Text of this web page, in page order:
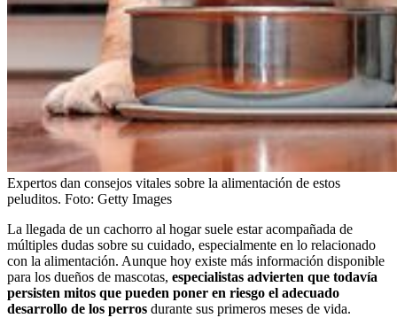
Expertos dan consejos vitales sobre la alimentación de estos
peluditos. Foto: Getty Images
La llegada de un cachorro al hogar suele estar acompañada de
múltiples dudas sobre su cuidado, especialmente en lo relacionado
con la alimentación. Aunque hoy existe más información disponible
para los dueños de mascotas, especialistas advierten que todavía
persisten mitos que pueden poner en riesgo el adecuado
desarrollo de los perros durante sus primeros meses de vida.